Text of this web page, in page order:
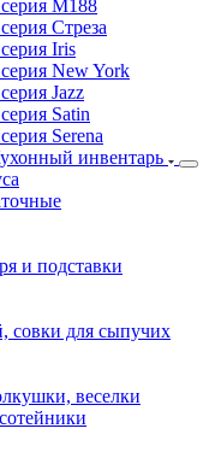
Tango
Tokio
Toscana
Vals
Vinci
Viola
Аляска
Колобок
М188
Стреза
Iris
New York
Jazz
Satin
Serena
инвентарь
и подставки